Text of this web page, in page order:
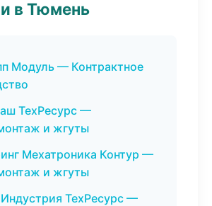
в Тюмень
Модуль — Контрактное
ТехРесурс —
и жгуты
Мехатроника Контур —
и жгуты
ТехРесурс —